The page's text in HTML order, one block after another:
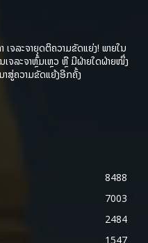
ເຈລະຈາຍຸດຕິຄວາມຂັດແຍ່ງ! ພາຍໃນ
ເຈລະຈາຫຼົ້ມເຫຼວ ຫຼື ມີຝ່າຍໃດຝ່າຍໜຶ່ງ
າສູ່ຄວາມຂັດແຍ້ງອີກຄັ້ງ
8488
7003
2484
1547